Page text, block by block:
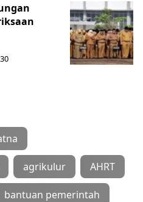
agrikulur AHRT
bantuan pemerintah